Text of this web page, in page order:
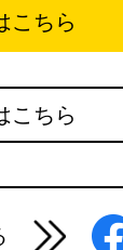
こちら
こちら